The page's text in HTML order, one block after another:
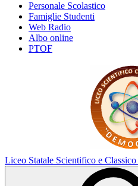
Personale Scolastico
Famiglie Studenti
Web Radio
Albo online
PTOF
Liceo Statale Scientifico e Classico